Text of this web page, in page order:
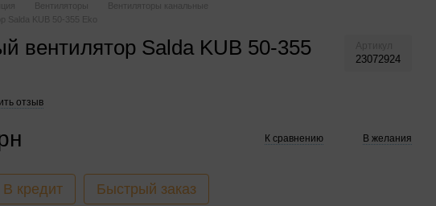
Вентиляторы
Вентиляторы канальные
Salda KUB 50-355 Eko
вентилятор Salda KUB 50-355
23072924
отзыв
К сравнению В желания
В кредит Быстрый заказ